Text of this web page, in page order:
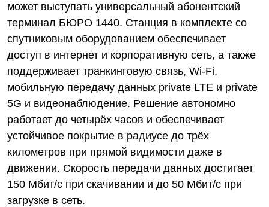
может выступать универсальный абонентский
терминал БЮРО 1440. Станция в комплекте со
спутниковым оборудованием обеспечивает
доступ в интернет и корпоративную сеть, а также
поддерживает транкинговую связь, Wi-Fi,
мобильную передачу данных private LTE и private
5G и видеонаблюдение. Решение автономно
работает до четырёх часов и обеспечивает
устойчивое покрытие в радиусе до трёх
километров при прямой видимости даже в
движении. Скорость передачи данных достигает
150 Мбит/с при скачивании и до 50 Мбит/с при
загрузке в сеть.